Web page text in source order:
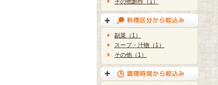
その他創作（1）
副菜（1）
スープ・汁物（1）
その他（1）